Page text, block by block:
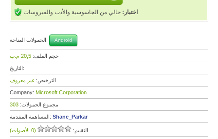
اختبار: خالي من الجاسوسية والأدب والفيروسات
الحمولات المتاحة: Android
حجم الملف: 20,5 م.ب
التاريخ:
الترخيص: غير معروف
Company: Microsoft Corporation
مجموع الحمولات: 303
المساهمة المقدمة: Shane_Parkar
التقييم: (0 الأصوات)